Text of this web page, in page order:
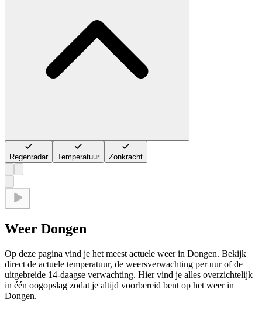
Regenradar Temperatuur Zonkracht
Weer Dongen
Op deze pagina vind je het meest actuele weer in Dongen. Bekijk
direct de actuele temperatuur, de weersverwachting per uur of de
uitgebreide 14-daagse verwachting. Hier vind je alles overzichtelijk
in één oogopslag zodat je altijd voorbereid bent op het weer in
Dongen.